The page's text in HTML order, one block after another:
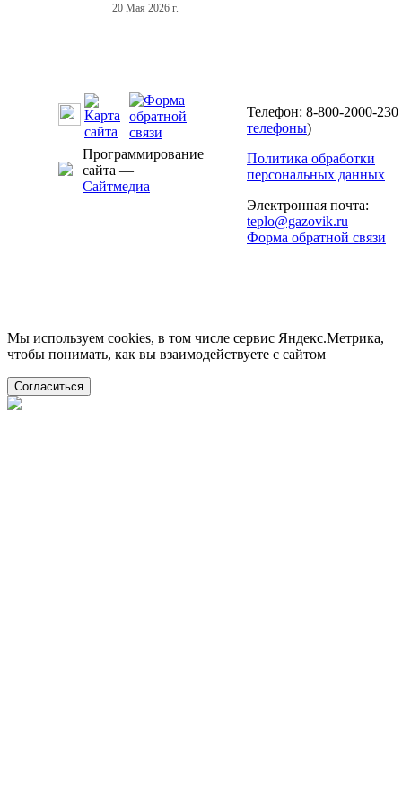
20 Мая 2026 г.
Программирование
сайта —
Сайтмедиа
Телефон: 8-800-2000-230
телефоны)
Политика обработки
персональных данных
Электронная почта:
teplo@gazovik.ru
Форма обратной связи
Мы используем cookies, в том числе сервис Яндекс.Метрика,
чтобы понимать, как вы взаимодействуете с сайтом
Согласиться